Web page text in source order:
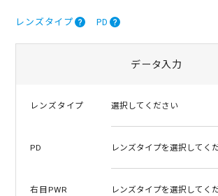
t
n
レンズタイプ PD
データ入力
レンズタイプ
PD
右目PWR